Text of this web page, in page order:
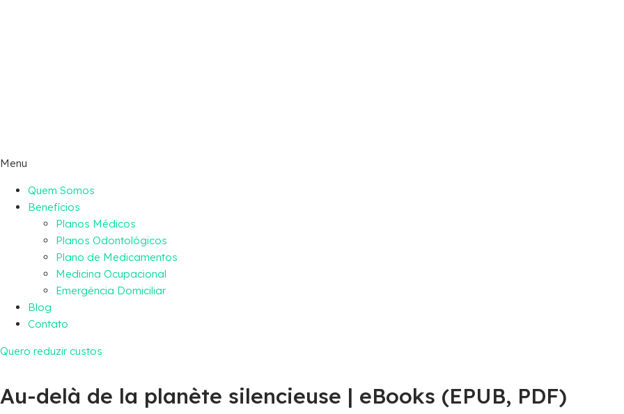
Menu
Quem Somos
Benefícios
Planos Médicos
Planos Odontológicos
Plano de Medicamentos
Medicina Ocupacional
Emergência Domiciliar
Blog
Contato
Quero reduzir custos
Au-delà de la planète silencieuse | eBooks (EPUB, PDF)